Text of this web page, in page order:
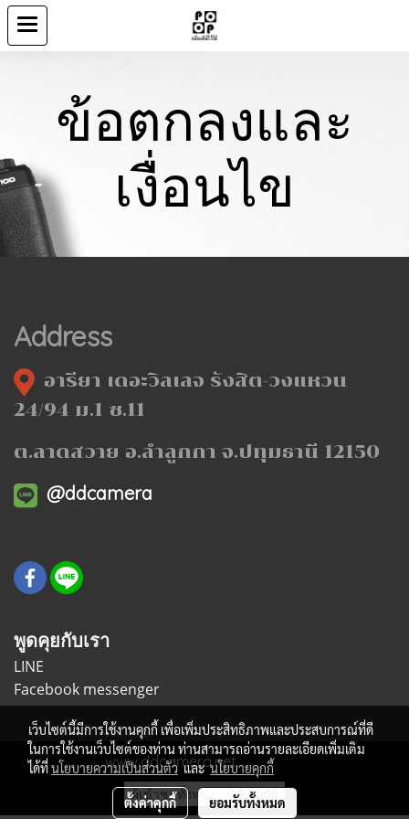
ข้อตกลงและ
เงื่อนไข
Address
อารียา เดอะวิลเลจ รังสิต-วงแหวน
24/94 ม.1 ซ.11
ต.ลาดสวาย อ.ลำลูกกา จ.ปทุมธานี 12150
@ddcamera
พูดคุยกับเรา
LINE
Facebook messenger
www.ddcamera.net
ผู้เข้าชมทั้งหมด 193,066
เว็บไซต์นี้มีการใช้งานคุกกี้ เพื่อเพิ่มประสิทธิภาพและประสบการณ์ที่ดี
ในการใช้งานเว็บไซต์ของท่าน ท่านสามารถอ่านรายละเอียดเพิ่มเติม
ได้ที่นโยบายความเป็นส่วนตัว และนโยบายคุกกี้
ตั้งค่าคุกกี้ ยอมรับทั้งหมด